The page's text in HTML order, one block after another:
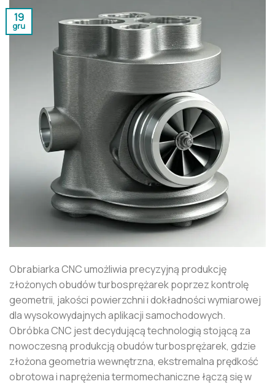
19
gru
Obrabiarka CNC umożliwia precyzyjną produkcję
złożonych obudów turbosprężarek poprzez kontrolę
geometrii, jakości powierzchni i dokładności wymiarowej
dla wysokowydajnych aplikacji samochodowych.
Obróbka CNC jest decydującą technologią stojącą za
nowoczesną produkcją obudów turbosprężarek, gdzie
złożona geometria wewnętrzna, ekstremalna prędkość
obrotowa i naprężenia termomechaniczne łączą się w